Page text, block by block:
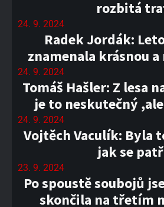
rozbitá
24. 9. 2024
Radek Jordák:
znamenala krásnou
24. 9. 2024
Tomáš Hašler: Z lesa
je to neskutečný
24. 9. 2024
Vojtěch Vaculík: Byla
jak se
23. 9. 2024
Po spoustě soubojů
skončila na třetím